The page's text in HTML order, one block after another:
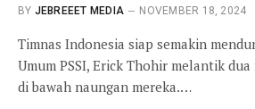
BY JEBREEET MEDIA NOVEMBER 18, 2024
Timnas Indonesia siap semakin
Umum PSSI, Erick Thohir melantik dua
di bawah naungan mereka.…